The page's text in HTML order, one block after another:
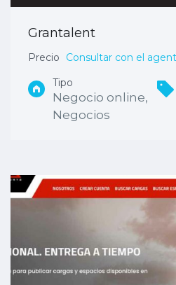
Grantalent
Precio
Consultar con el
Tipo
Negocio online,
Negocios